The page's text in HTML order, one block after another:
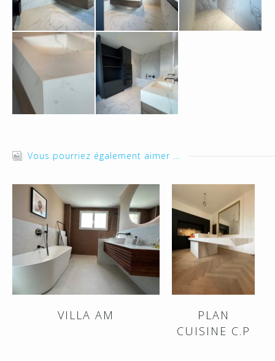
Vous pourriez également aimer ...
VILLA AM
PLAN
CUISINE C.P